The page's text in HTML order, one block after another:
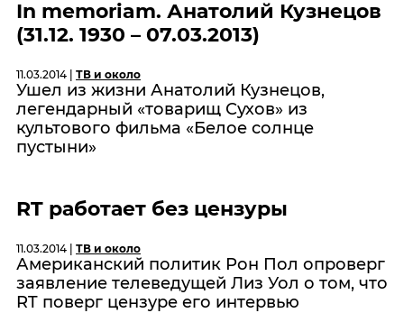
In memoriam. Анатолий Кузнецов
(31.12. 1930 – 07.03.2013)
11.03.2014 | ТВ и около
Ушел из жизни Анатолий Кузнецов,
легендарный «товарищ Сухов» из
культового фильма «Белое солнце
пустыни»
RT работает без цензуры
11.03.2014 | ТВ и около
Американский политик Рон Пол опроверг
заявление телеведущей Лиз Уол о том, что
RT поверг цензуре его интервью